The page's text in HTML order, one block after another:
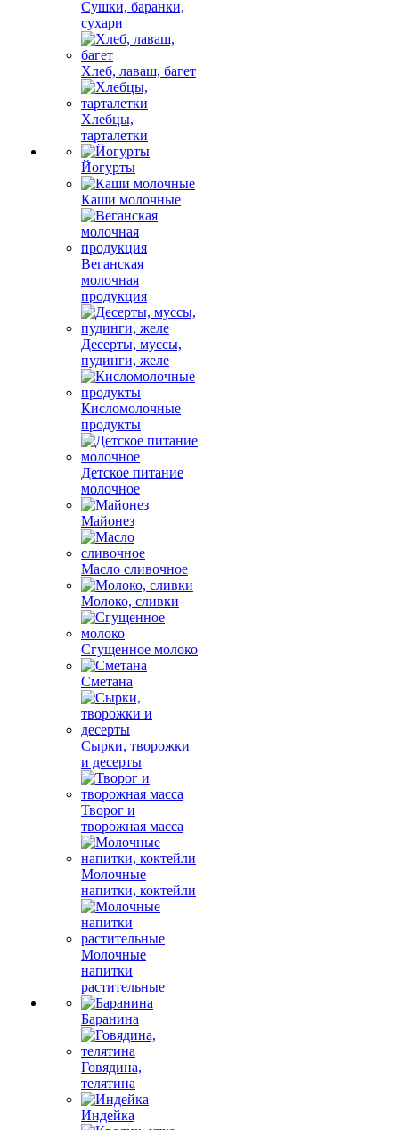
Сушки, баранки,
сухари
Хлеб, лаваш, багет
Хлебцы,
тарталетки
Йогурты
Каши молочные
Веганская
молочная
продукция
Десерты, муссы,
пудинги, желе
Кисломолочные
продукты
Детское питание
молочное
Майонез
Масло сливочное
Молоко, сливки
Сгущенное молоко
Сметана
Сырки, творожки
и десерты
Творог и
творожная масса
Молочные
напитки, коктейли
Молочные
напитки
растительные
Баранина
Говядина,
телятина
Индейка